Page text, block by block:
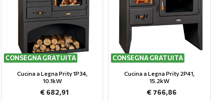
CONSEGNA GRATUITA
Cucina a Legna Prity 1P34,
10.1kW
€ 682,91
CONSEGNA GRATUITA
Cucina a Legna Prity 2P41,
15.2kW
€ 766,86